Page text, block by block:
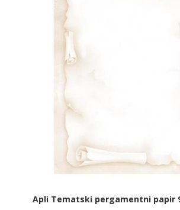
Apli Tematski pergamentni papir